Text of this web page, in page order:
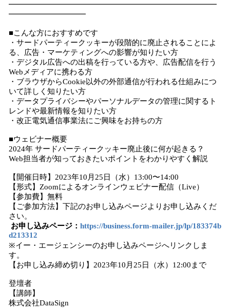
━━━━━━━━━━━━━━━━━━━━━━━━━━━
━━━━━━━━━━
■こんな方におすすめです
・サードパーティークッキーが段階的に廃止されることによ
る、広告・マーケティングへの影響が知りたい方
・デジタル広告への出稿を行っている方や、広告配信を行う
Webメディアに携わる方
・ブラウザからCookie以外の外部通信が行われる仕組みにつ
いて詳しく知りたい方
・データプライバシーやパーソナルデータの管理に関するト
レンドや最新情報を知りたい方
・改正電気通信事業法にご興味をお持ちの方
■ウェビナー概要
2024年 サードパーティークッキー廃止後に何が起きる？
Web担当者が知っておきたいポイントをわかりやすく解説
【開催日時】2023年10月25日（水）13:00〜14:00
【形式】Zoomによるオンラインウェビナー配信（Live）
【参加費】無料
【ご参加方法】下記のお申し込みページよりお申し込みくだ
さい。
お申し込みページ： https://business.form-mailer.jp/lp/183374b
d213312
※イー・エージェンシーのお申し込みページへリンクしま
す。
【お申し込み締め切り】2023年10月25日（水）12:00まで
登壇者
【講師】
株式会社DataSign